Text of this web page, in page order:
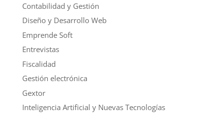
Contabilidad y Gestión
Diseño y Desarrollo Web
Emprende Soft
Entrevistas
Fiscalidad
Gestión electrónica
Gextor
Inteligencia Artificial y Nuevas Tecnologías